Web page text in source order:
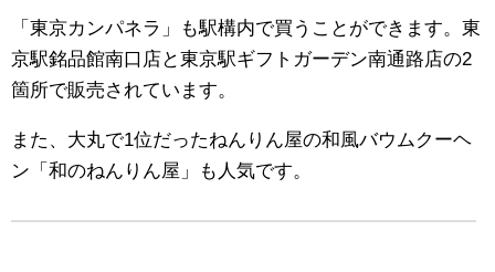
「東京カンパネラ」も駅構内で買うことができます。東
京駅銘品館南口店と東京駅ギフトガーデン南通路店の2
箇所で販売されています。
また、大丸で1位だったねんりん屋の和風バウムクーヘ
ン「和のねんりん屋」も人気です。